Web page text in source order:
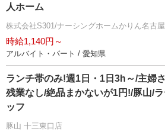
人ホーム
株式会社S301/ナーシングホームかりん名古
時給1,140円～
アルバイト・パート / 愛知県
ランチ帯のみ!週1日・1日3h～/主婦
残業なし/絶品まかないが1円!/豚山/
ッフ
豚山 十三東口店